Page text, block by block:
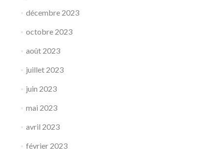
décembre 2023
octobre 2023
août 2023
juillet 2023
juin 2023
mai 2023
avril 2023
février 2023